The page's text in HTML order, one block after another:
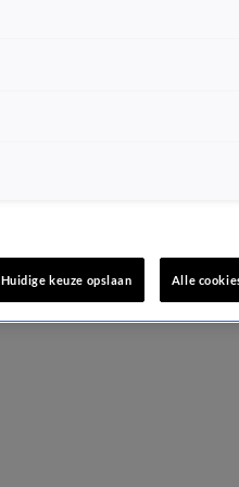
Huidige keuze opslaan Alle